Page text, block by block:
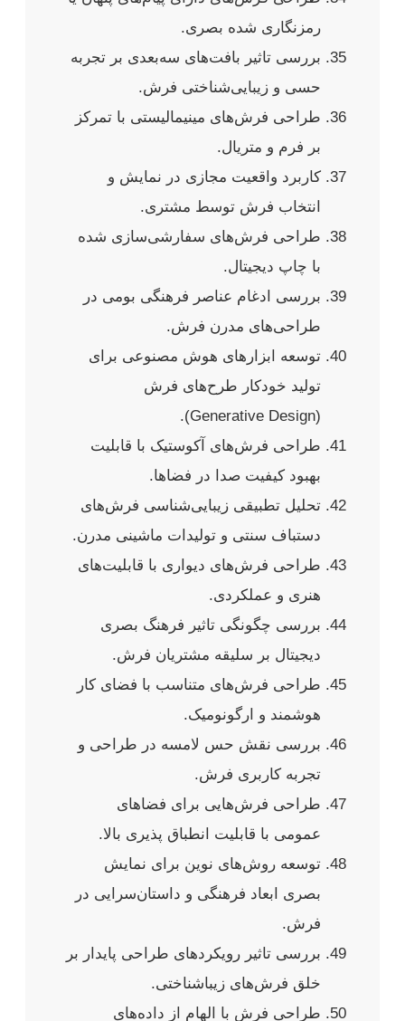
رمزنگاری شده بصری.
بررسی تاثیر بافت‌های سه‌بعدی بر تجربه
حسی و زیبایی‌شناختی فرش.
طراحی فرش‌های مینیمالیستی با تمرکز
بر فرم و متریال.
کاربرد واقعیت مجازی در نمایش و
انتخاب فرش توسط مشتری.
طراحی فرش‌های سفارشی‌سازی شده
با چاپ دیجیتال.
بررسی ادغام عناصر فرهنگی بومی در
طراحی‌های مدرن فرش.
توسعه ابزارهای هوش مصنوعی برای
تولید خودکار طرح‌های فرش
(Generative Design).
طراحی فرش‌های آکوستیک با قابلیت
بهبود کیفیت صدا در فضاها.
تحلیل تطبیقی زیبایی‌شناسی فرش‌های
دستباف سنتی و تولیدات ماشینی مدرن.
طراحی فرش‌های دیواری با قابلیت‌های
هنری و عملکردی.
بررسی چگونگی تاثیر فرهنگ بصری
دیجیتال بر سلیقه مشتریان فرش.
طراحی فرش‌های متناسب با فضای کار
هوشمند و ارگونومیک.
بررسی نقش حس لامسه در طراحی و
تجربه کاربری فرش.
طراحی فرش‌هایی برای فضاهای
عمومی با قابلیت انطباق پذیری بالا.
توسعه روش‌های نوین برای نمایش
بصری ابعاد فرهنگی و داستان‌سرایی در
فرش.
بررسی تاثیر رویکردهای طراحی پایدار بر
خلق فرش‌های زیباشناختی.
طراحی فرش با الهام از داده‌های